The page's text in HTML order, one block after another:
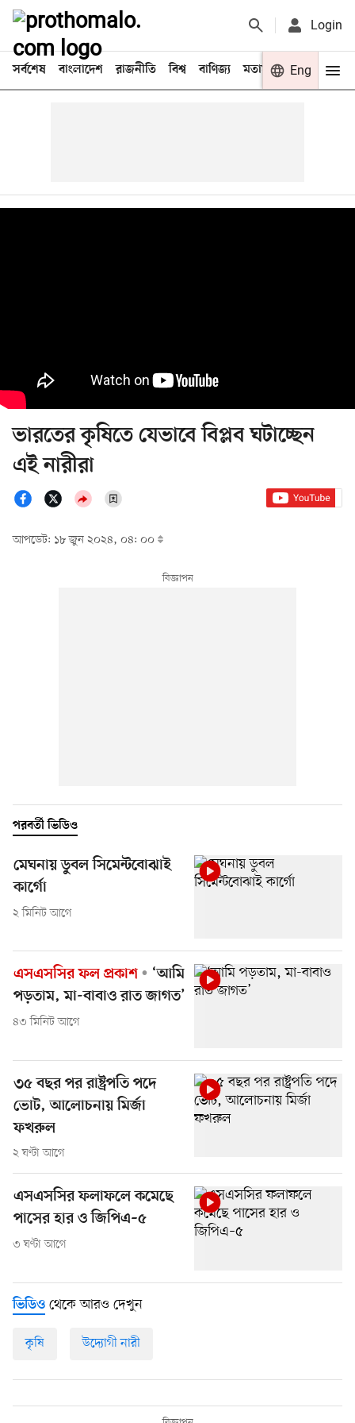
Login
সর্বশেষ বাংলাদেশ রাজনীতি বিশ্ব বাণিজ্য মতামত খেলা
Eng
ভারতের কৃষিতে যেভাবে বিপ্লব ঘটাচ্ছেন
এই নারীরা
আপডেট: ১৮ জুন ২০২৪, ০৪: ০০
পরবর্তী ভিডিও
মেঘনায় ডুবল সিমেন্টবোঝাই
কার্গো
২ মিনিট আগে
এসএসসির ফল প্রকাশ
‘আমি
পড়তাম, মা-বাবাও রাত জাগত’
৪৩ মিনিট আগে
৩৫ বছর পর রাষ্ট্রপতি পদে
ভোট, আলোচনায় মির্জা
ফখরুল
২ ঘণ্টা আগে
এসএসসির ফলাফলে কমেছে
পাসের হার ও জিপিএ–৫
৩ ঘণ্টা আগে
ভিডিও থেকে আরও দেখুন
কৃষি উদ্যোগী নারী